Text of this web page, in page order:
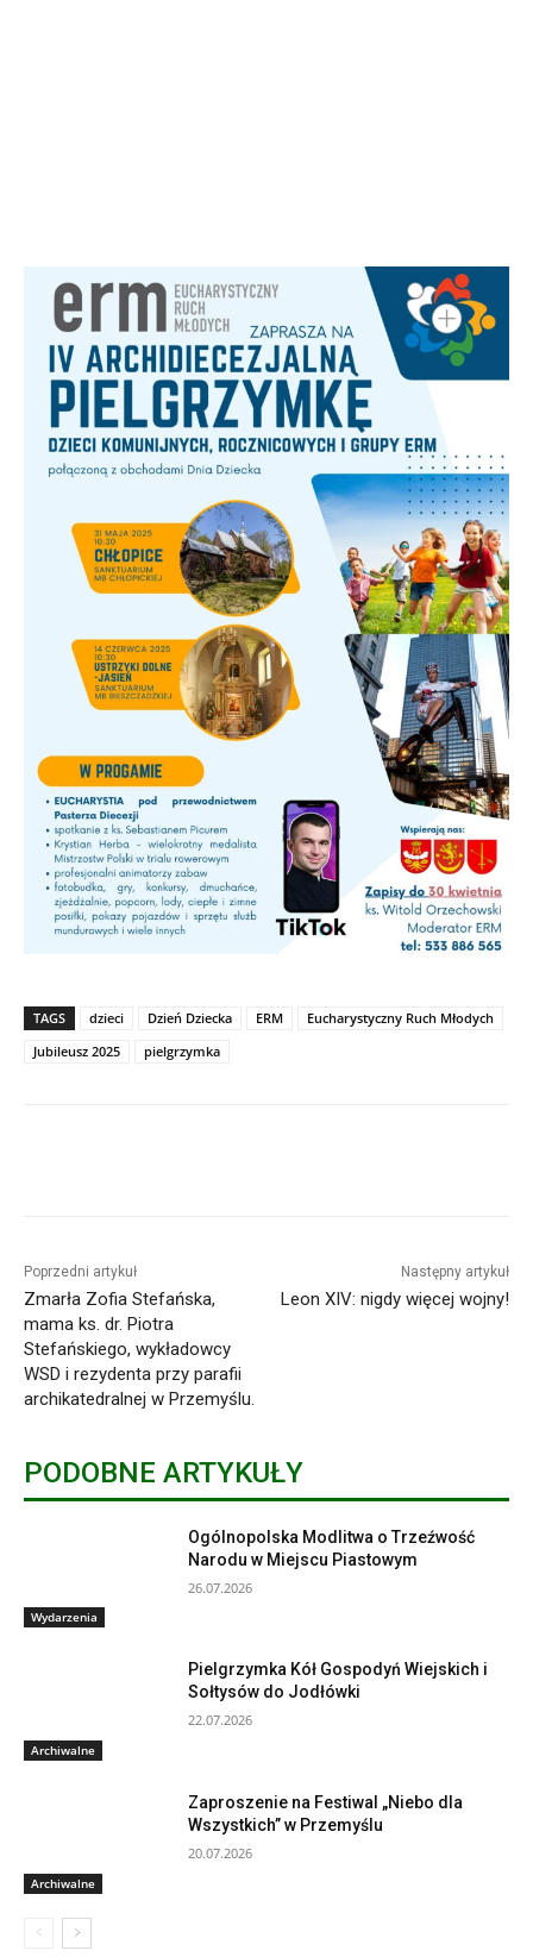
TAGS dzieci Dzień Dziecka ERM
Eucharystyczny Ruch Młodych
Jubileusz 2025
pielgrzymka
Poprzedni artykuł
Zmarła Zofia Stefańska,
mama ks. dr. Piotra
Stefańskiego, wykładowcy
WSD i rezydenta przy parafii
archikatedralnej w Przemyślu.
Następny artykuł
Leon XIV: nigdy więcej wojny!
PODOBNE ARTYKUŁY
Wydarzenia
Ogólnopolska Modlitwa o Trzeźwość
Narodu w Miejscu Piastowym
26.07.2026
Archiwalne
Pielgrzymka Kół Gospodyń Wiejskich i
Sołtysów do Jodłówki
22.07.2026
Archiwalne
Zaproszenie na Festiwal „Niebo dla
Wszystkich” w Przemyślu
20.07.2026